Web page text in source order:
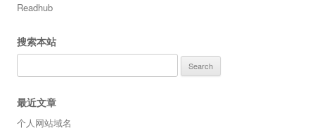
Readhub
搜索本站
for:
最近文章
个人网站域名